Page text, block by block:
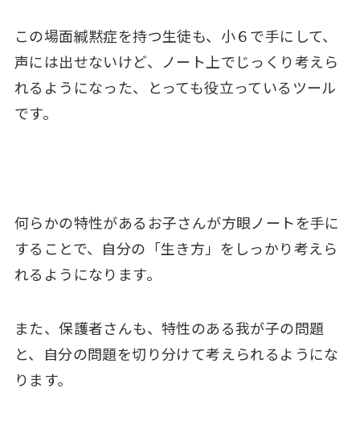
この場面緘黙症を持つ生徒も、小６で手にして、
声には出せないけど、ノート上でじっくり考えら
れるようになった、とっても役立っているツール
です。
何らかの特性があるお子さんが方眼ノートを手に
することで、自分の「生き方」をしっかり考えら
れるようになります。
また、保護者さんも、特性のある我が子の問題
と、自分の問題を切り分けて考えられるようにな
ります。